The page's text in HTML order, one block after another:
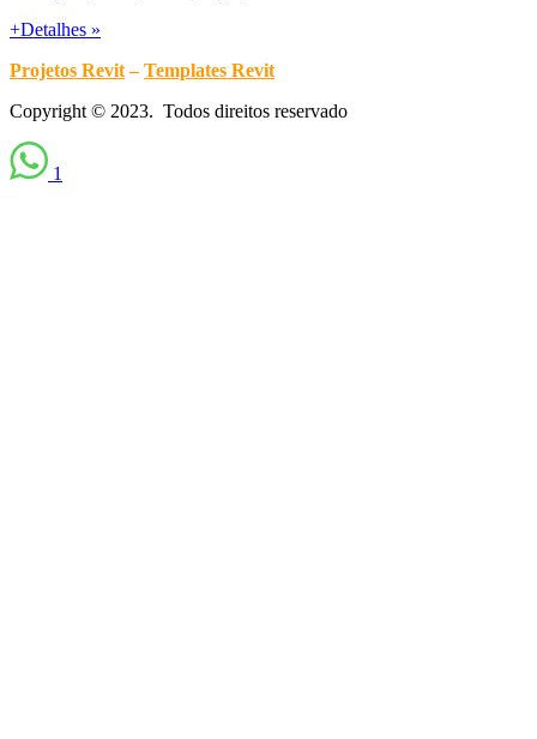
+Detalhes »
Projetos Revit–Templates Revit
Copyright © 2023. Todos direitos reservado
1